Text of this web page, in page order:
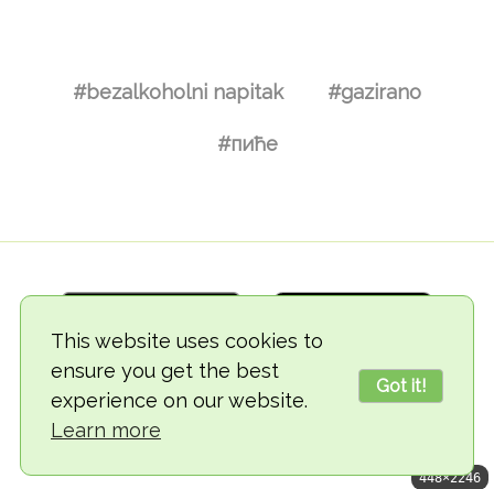
This website uses cookies to
ensure you get the best
experience on our website.
Learn more
Got it!
#bezalkoholni napitak #gazirano
#пиће
© 2018-2026 TheVegCat